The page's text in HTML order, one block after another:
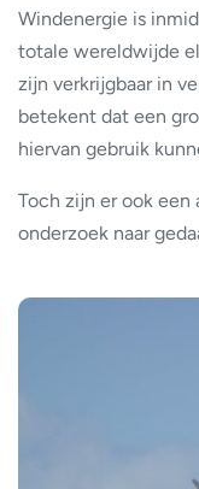
Windenergie is
totale wereldwijde
zijn verkrijgbaar in
betekent dat een
hiervan gebruik
Toch zijn er ook
onderzoek naar